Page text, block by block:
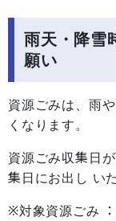
雨天・降雪
願い
資源ごみは、雨
くなります。
資源ごみ収集日
集日にお出し い
※対象資源ごみ